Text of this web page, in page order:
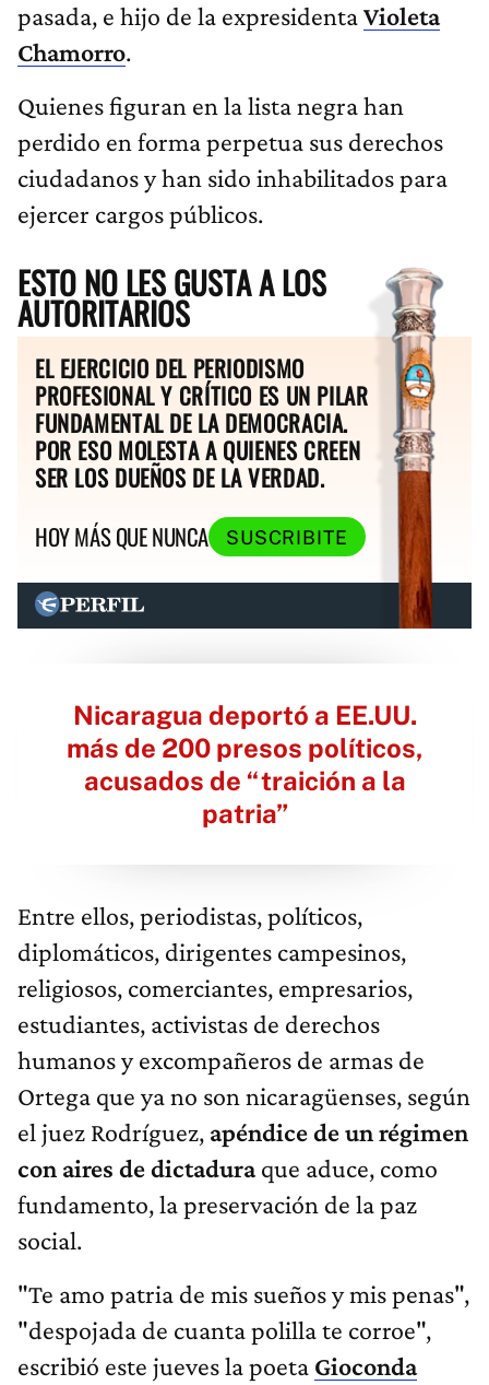
pasada, e hijo de la expresidentaVioleta
Chamorro.
Quienes figuran en la lista negra han
perdido en forma perpetua sus derechos
ciudadanos y han sido inhabilitados para
ejercer cargos públicos.
ESTO NO LES GUSTA A LOS
AUTORITARIOS
EL EJERCICIO DEL PERIODISMO
PROFESIONAL Y CRÍTICO ES UN PILAR
FUNDAMENTAL DE LA DEMOCRACIA.
POR ESO MOLESTA A QUIENES CREEN
SER LOS DUEÑOS DE LA VERDAD.
HOY MÁS QUE NUNCA
SUSCRIBITE
Nicaragua deportó a EE.UU.
más de 200 presos políticos,
acusados de “traición a la
patria”
Entre ellos, periodistas, políticos,
diplomáticos, dirigentes campesinos,
religiosos, comerciantes, empresarios,
estudiantes, activistas de derechos
humanos y excompañeros de armas de
Ortega que ya no son nicaragüenses, según
el juez Rodríguez, apéndice de un régimen
con aires de dictaduraque aduce, como
fundamento, la preservación de la paz
social.
"Te amo patria de mis sueños y mis penas",
"despojada de cuanta polilla te corroe",
escribió este jueves la poeta Gioconda